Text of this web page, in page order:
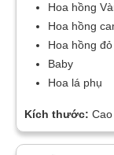
Hoa hồng
Hoa hồng
Hoa hồng đỏ
Baby
Hoa lá phụ
Kích thước: